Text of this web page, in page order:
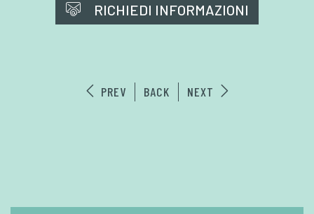
RICHIEDI INFORMAZIONI
PREV BACK NEXT